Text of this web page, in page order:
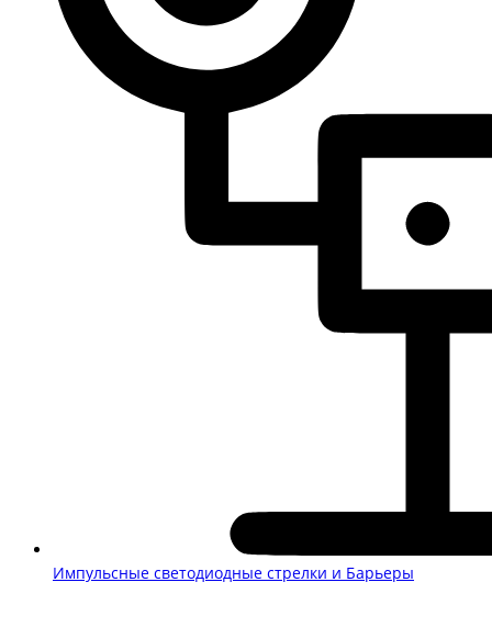
Импульсные светодиодные стрелки и Барьеры